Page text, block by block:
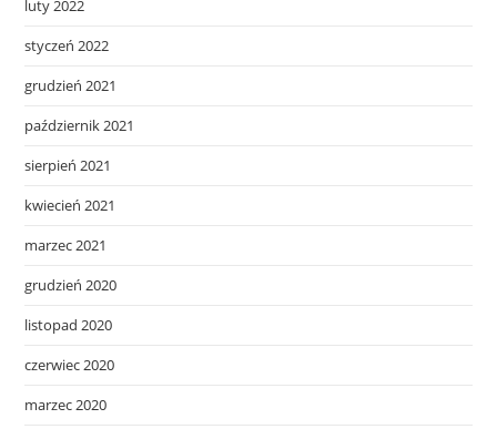
luty 2022
styczeń 2022
grudzień 2021
październik 2021
sierpień 2021
kwiecień 2021
marzec 2021
grudzień 2020
listopad 2020
czerwiec 2020
marzec 2020